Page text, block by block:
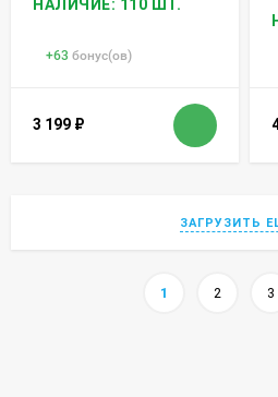
НАЛИЧИЕ: 110 ШТ.
+63 бонус(ов)
3 199 ₽
ЗАГРУЗИТЬ
1 2 3